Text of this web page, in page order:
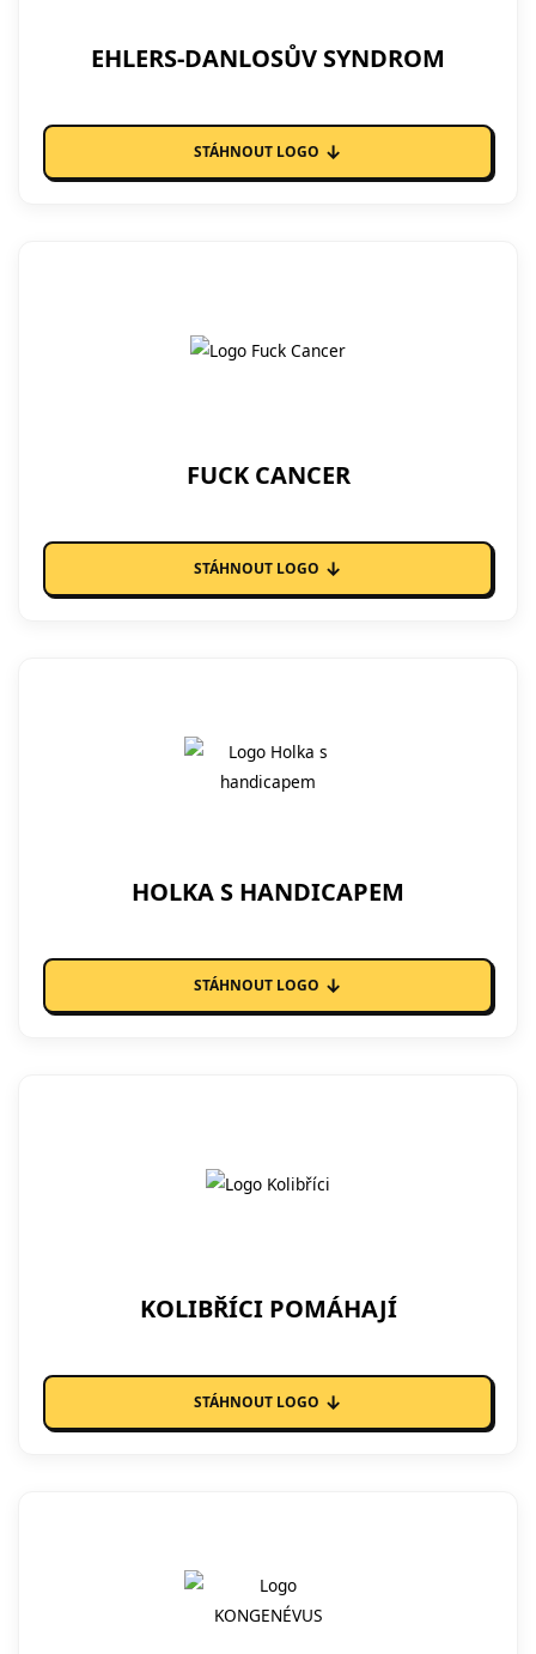
EHLERS-DANLOSŮV SYNDROM
STÁHNOUT LOGO ↓
FUCK CANCER
STÁHNOUT LOGO ↓
HOLKA S HANDICAPEM
STÁHNOUT LOGO ↓
KOLIBŘÍCI POMÁHAJÍ
STÁHNOUT LOGO ↓